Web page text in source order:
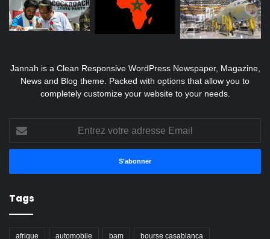
Jannah is a Clean Responsive WordPress Newspaper, Magazine,
News and Blog theme. Packed with options that allow you to
completely customize your website to your needs.
votre
adresse
Tags
afrique automobile bam bourse casablanca